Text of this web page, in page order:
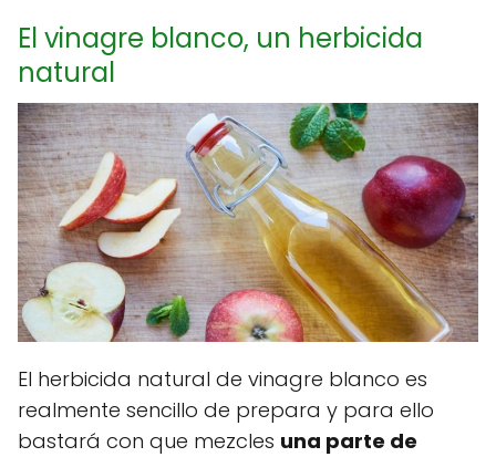
El vinagre blanco, un herbicida
natural
El herbicida natural de vinagre blanco es
realmente sencillo de prepara y para ello
bastará con que mezcles una parte de